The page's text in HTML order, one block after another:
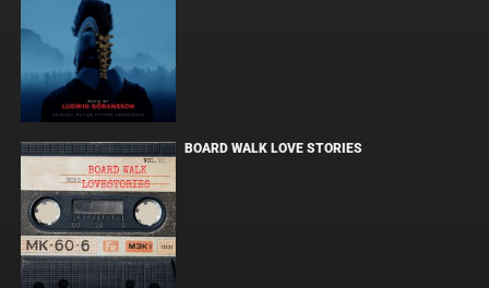
BOARD WALK LOVE STORIES